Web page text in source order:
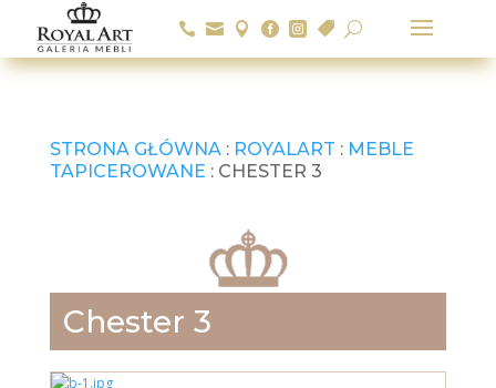
      U
STRONA GŁÓWNA: ROYALART : MEBLE
TAPICEROWANE : CHESTER 3
Chester 3